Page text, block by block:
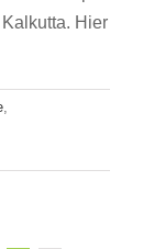
Hier
,